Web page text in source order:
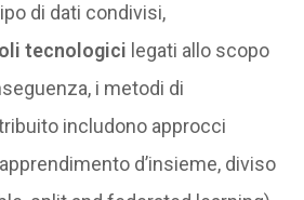
di dati condivisi,
tecnologici legati allo scopo
i metodi di
includono approcci
d’insieme, diviso